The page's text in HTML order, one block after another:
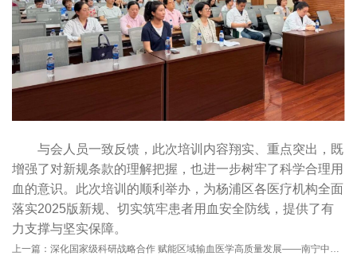
与会人员一致反馈，此次培训内容翔实、重点突出，既
增强了对新规条款的理解把握，也进一步树牢了科学合理用
血的意识。此次培训的顺利举办，为杨浦区各医疗机构全面
落实2025版新规、切实筑牢患者用血安全防线，提供了有
力支撑与坚实保障。
上一篇： 深化国家级科研战略合作 赋能区域输血医学高质量发展——南宁中心血站与中国医学科学院输血研究所签署两项合作协议